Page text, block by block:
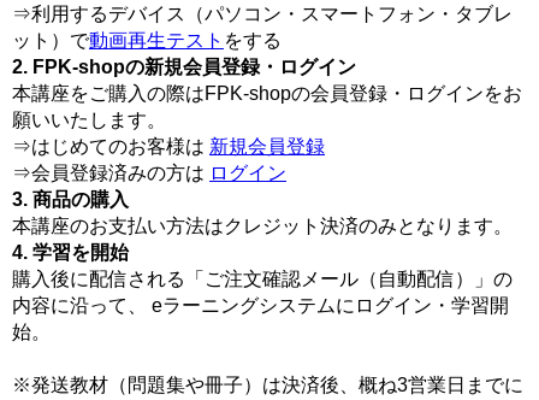
⇒利用するデバイス（パソコン・スマートフォン・タブレ
ット）で動画再生テスト をする
2. FPK-shopの新規会員登録・ログイン
本講座をご購入の際はFPK-shopの会員登録・ログインをお
願いいたします。
⇒はじめてのお客様は 新規会員登録
⇒会員登録済みの方は ログイン
3. 商品の購入
本講座のお支払い方法はクレジット決済のみとなります。
4. 学習を開始
購入後に配信される「ご注文確認メール（自動配信）」の
内容に沿って、 eラーニングシステムにログイン・学習開
始。
※発送教材（問題集や冊子）は決済後、概ね3営業日までに